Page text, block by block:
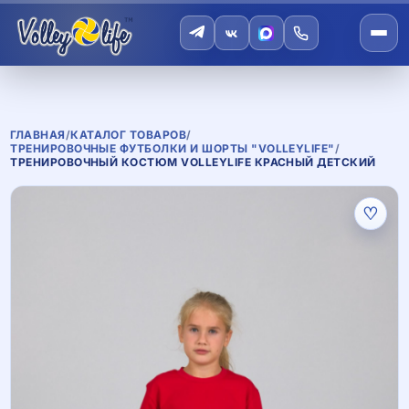
ГЛАВНАЯ/КАТАЛОГ ТОВАРОВ/
ТРЕНИРОВОЧНЫЕ ФУТБОЛКИ И ШОРТЫ "VOLLEYLIFE"/
ТРЕНИРОВОЧНЫЙ КОСТЮМ VOLLEYLIFE КРАСНЫЙ ДЕТСКИЙ
♡